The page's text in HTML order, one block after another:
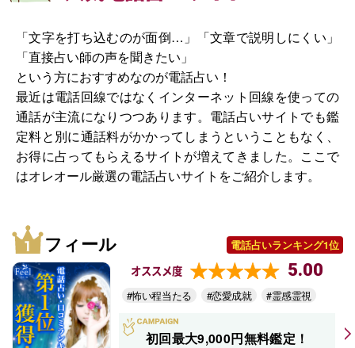
「文字を打ち込むのが面倒…」「文章で説明しにくい」
「直接占い師の声を聞きたい」
という方におすすめなのが電話占い！
最近は電話回線ではなくインターネット回線を使っての
通話が主流になりつつあります。電話占いサイトでも鑑
定料と別に通話料がかかってしまうということもなく、
お得に占ってもらえるサイトが増えてきました。ここで
はオレオール厳選の電話占いサイトをご紹介します。
フィール 電話占いランキング1位
オススメ度 5.00
#怖い程当たる #恋愛成就 #霊感霊視
初回最大9,000円無料鑑定！